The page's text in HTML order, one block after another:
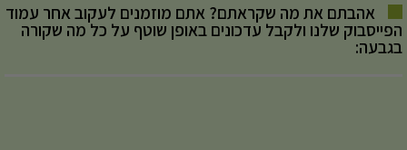
אהבתם את מה שקראתם? אתם מוזמנים לעקוב אחר עמוד
הפייסבוק שלנו ולקבל עדכונים באופן שוטף על כל מה שקורה
בגבעה: